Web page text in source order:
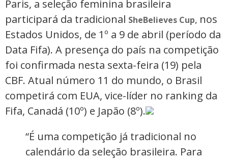
Paris, a seleção feminina brasileira
participará da tradicional SheBelieves Cup, nos
Estados Unidos, de 1º a 9 de abril (período da
Data Fifa). A presença do país na competição
foi confirmada nesta sexta-feira (19) pela
CBF. Atual número 11 do mundo, o Brasil
competirá com EUA, vice-líder no ranking da
Fifa, Canadá (10º) e Japão (8º).
“É uma competição já tradicional no
calendário da seleção brasileira. Para